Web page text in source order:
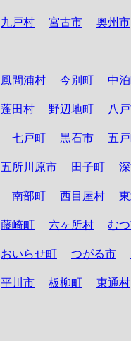
九戸村 宮古市 奥州市
風間浦村 今別町 中
蓬田村 野辺地町 八
七戸町 黒石市 五
五所川原市 田子町
南部町 西目屋村
藤崎町 六ヶ所村 む
おいらせ町 つがる市
平川市 板柳町 東通村